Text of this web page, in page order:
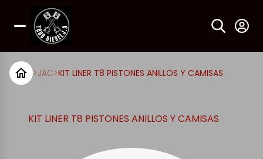
>JAC>KIT LINER T8 PISTONES ANILLOS Y CAMISAS
KIT LINER T8 PISTONES ANILLOS Y CAMISAS